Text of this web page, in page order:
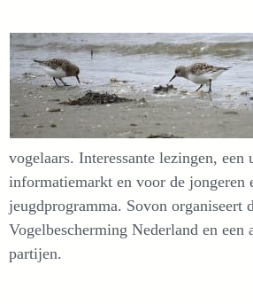
vogelaars. Interessante lezingen, een
informatiemarkt en voor de jongeren
jeugdprogramma. Sovon organiseert
Vogelbescherming Nederland en een
partijen.